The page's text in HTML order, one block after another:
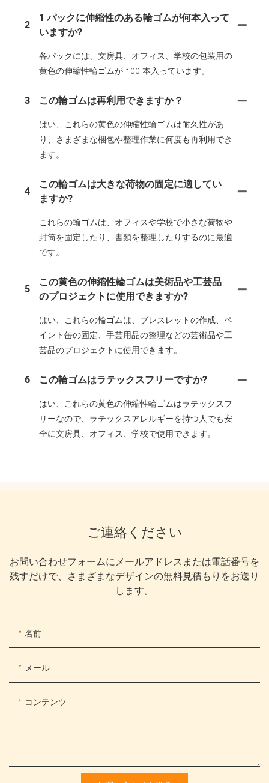
2
1 パックに伸縮性のある輪ゴムが何本入って
いますか?
各パックには、文房具、オフィス、学校の包装用の
黄色の伸縮性輪ゴムが 100 本入っています。
3 この輪ゴムは再利用できますか？
はい、これらの黄色の伸縮性輪ゴムは耐久性があ
り、さまざまな梱包や整理作業に何度も再利用でき
ます。
4
この輪ゴムは大きな荷物の固定に適してい
ますか?
これらの輪ゴムは、オフィスや学校で小さな荷物や
封筒を固定したり、書類を整理したりするのに最適
です。
5
この黄色の伸縮性輪ゴムは美術品や工芸品
のプロジェクトに使用できますか?
はい、これらの輪ゴムは、ブレスレットの作成、ペ
イント缶の固定、手芸用品の整理などの芸術品や工
芸品のプロジェクトに使用できます。
6 この輪ゴムはラテックスフリーですか?
はい、これらの黄色の伸縮性輪ゴムはラテックスフ
リーなので、ラテックスアレルギーを持つ人でも安
全に文房具、オフィス、学校で使用できます。
ご連絡ください
お問い合わせフォームにメールアドレスまたは電話番号を
残すだけで、さまざまなデザインの無料見積もりをお送り
します。
名前
メール
コンテンツ